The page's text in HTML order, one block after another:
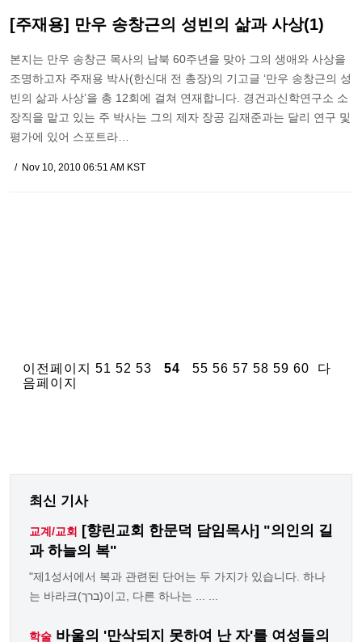
[주재용] 만우 송창근의 성빈의 삶과 사상(1)
본지는 만우 송창근 목사의 납북 60주년을 맞아 그의 생애와 사상을
조명하고자 주재용 박사(한신대 전 총장)의 기고글 ‘만우 송창근의 성
빈의 삶과 사상’을 총 12회에 걸쳐 연재합니다. 경건과신학연구소 소
장직을 맡고 있는 주 박사는 그의 제자 장공 김재준과는 달리 연구 및
평가에 있어 스포트라…
Nov 10, 2010 06:51 AM KST
이전페이지 51 52 53 54 55 56 57 58 59 60
다
음페이지
최신 기사
교계/교회
[향린교회 한문덕 담임목사] "의인의 길
과 하늘의 복"
"제1성서에서 복과 관련된 단어는 두 가지가 있습니다. 하나
는 바라크(ברך)이고, 다른 하나는 ... ...
학술 바울의 '만삭되지 못하여 난 자'를 여성들의